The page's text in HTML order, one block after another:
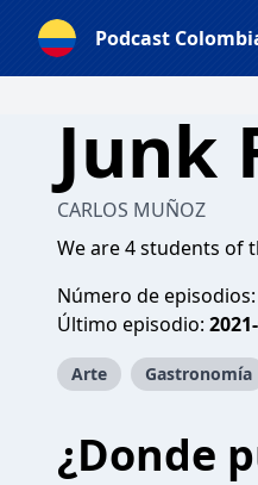
Podcast
Junk
CARLOS MUÑOZ
We are 4 students of
Número de episodios:
Último episodio:
Arte Gastronomía
¿Donde